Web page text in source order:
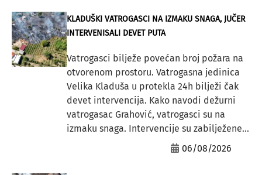
KLADUŠKI VATROGASCI NA IZMAKU SNAGA, JUČER
INTERVENISALI DEVET PUTA
Vatrogasci bilježe povećan broj požara na
otvorenom prostoru. Vatrogasna jedinica
Velika Kladuša u protekla 24h bilježi čak
devet intervencija. Kako navodi dežurni
vatrogasac Grahović, vatrogasci su na
izmaku snaga. Intervencije su zabilježene...
06/08/2026